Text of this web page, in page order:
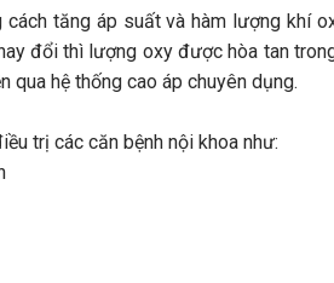
tăng áp suất và hàm lượng khí
đổi thì lượng oxy được hòa tan
hệ thống cao áp chuyên dụng.
trị các căn bệnh nội khoa như: